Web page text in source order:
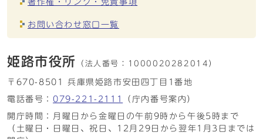
お問い合わせ窓口一覧
姫路市役所 （法人番号： 1000020282014）
〒670-8501 兵庫県姫路市安田四丁目1番地
電話番号： 079-221-2111
（庁内番号案内）
開庁時間：月曜日から金曜日の午前9時から午後5時まで
（土曜日・日曜日、祝日、12月29日から翌年1月3日までは